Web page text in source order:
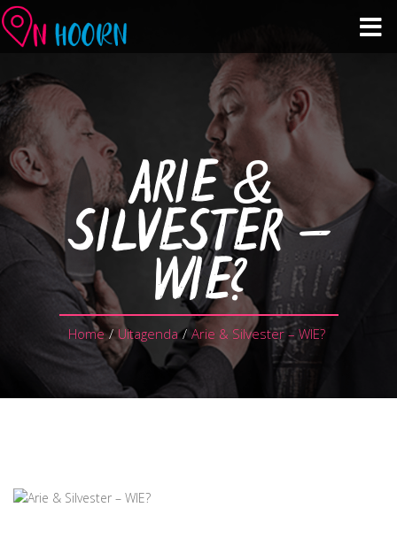
Agenda
Zien & Doen
Winkelen & Horeca
Over Hoorn
Plan je bezoek
ARIE &
SILVESTER –
WIE?
Home / Uitagenda / Arie & Silvester – WIE?